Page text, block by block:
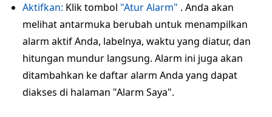
Aktifkan: Klik tombol "Atur Alarm" . Anda akan
melihat antarmuka berubah untuk menampilkan
alarm aktif Anda, labelnya, waktu yang diatur, dan
hitungan mundur langsung. Alarm ini juga akan
ditambahkan ke daftar alarm Anda yang dapat
diakses di halaman "Alarm Saya".